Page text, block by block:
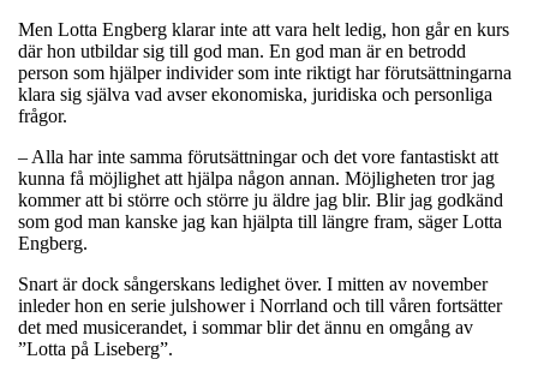
Men Lotta Engberg klarar inte att vara helt ledig, hon går en kurs
där hon utbildar sig till god man. En god man är en betrodd
person som hjälper individer som inte riktigt har förutsättningarna
klara sig själva vad avser ekonomiska, juridiska och personliga
frågor.
– Alla har inte samma förutsättningar och det vore fantastiskt att
kunna få möjlighet att hjälpa någon annan. Möjligheten tror jag
kommer att bi större och större ju äldre jag blir. Blir jag godkänd
som god man kanske jag kan hjälpta till längre fram, säger Lotta
Engberg.
Snart är dock sångerskans ledighet över. I mitten av november
inleder hon en serie julshower i Norrland och till våren fortsätter
det med musicerandet, i sommar blir det ännu en omgång av
”Lotta på Liseberg”.